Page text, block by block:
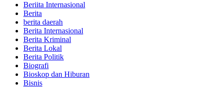
Beriita Internasional
Berita
berita daerah
Berita Internasional
Berita Kriminal
Berita Lokal
Berita Politik
Biografi
Bioskop dan Hiburan
Bisnis